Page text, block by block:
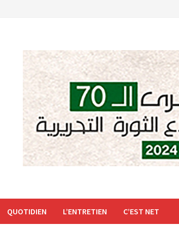
QUOTIDIEN L’ENTRETIEN C’EST NET